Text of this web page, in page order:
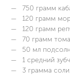
750 грамм
120 грамм
120 грамм
70 грамм
50 мл
1 средний
3 грамма